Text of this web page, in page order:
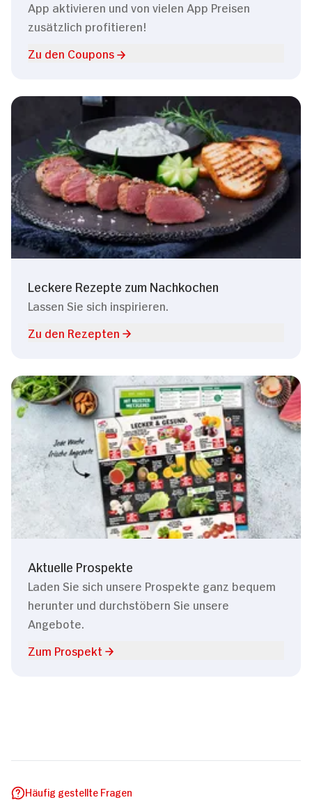
App aktivieren und von vielen App Preisen
zusätzlich profitieren!
Zu den Coupons
Leckere Rezepte zum Nachkochen
Lassen Sie sich inspirieren.
Zu den Rezepten
Aktuelle Prospekte
Laden Sie sich unsere Prospekte ganz bequem
herunter und durchstöbern Sie unsere
Angebote.
Zum Prospekt
Häufig gestellte Fragen